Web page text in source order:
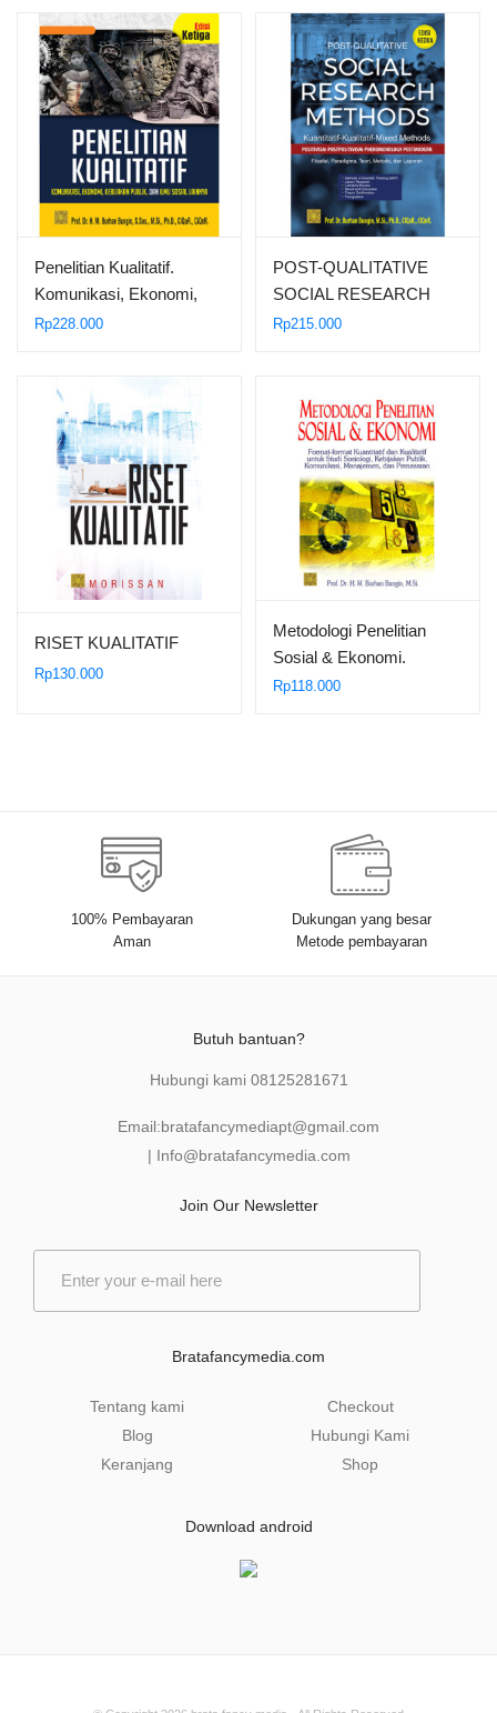
Positivism-
Postpositivism-
Phenomenology-
Postmodern Filsafat,
Paradigma, Teori, Metode
dan Laporan Edisi Ketiga
untuk Membedah
Percakapan di Media
Sosial
Penelitian Kualitatif.
Komunikasi, Ekonomi,
Kebijakan Publik, dan
Rp228.000
POST-QUALITATIVE
SOCIAL RESEARCH
METHODS: Kuantitatif-
Postpositivism-
Phenomenology-
Postmodern Filsafat,
Paradigma, Teori, Metode
dan Laporan Edisi kedua
Rp215.000
RISET KUALITATIF
Rp130.000
Metodologi Penelitian
Sosial & Ekonomi.
Format-Format Kuantitatif
Rp118.000
100% Pembayaran
Aman
Dukungan yang besar
Metode pembayaran
Butuh bantuan?
Hubungi kami 08125281671
Email:bratafancymediapt@gmail.com
| Info@bratafancymedia .com
Join Our Newsletter
Bratafancymedia.com
Tentang kami
Blog
Keranjang
Checkout
Hubungi Kami
Shop
Download android